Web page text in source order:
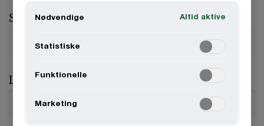
Stilling
Land *
Nødvendige Altid aktive
Statistiske
Funktionelle
Marketing